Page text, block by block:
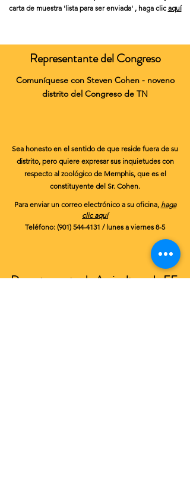
carta de muestra 'lista para ser enviada' , haga clic aquí
Representante del Congreso
Comuníquese con Steven Cohen - noveno
distrito del Congreso de TN
Sea honesto en el sentido de que reside fuera de su
distrito, pero quiere expresar sus inquietudes con
respecto al zoológico de Memphis, que es el
constituyente del Sr. Cohen.
Para enviar un correo electrónico a su oficina, haga
clic aquí
Teléfono: (901) 544-4131 / lunes a viernes 8-5
Departamento de Agricultura de EE.